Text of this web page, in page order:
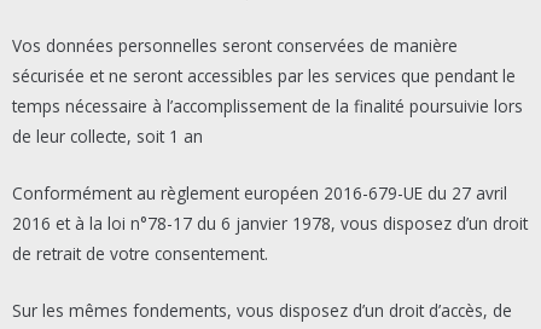
Vos données personnelles seront conservées de manière
sécurisée et ne seront accessibles par les services que pendant le
temps nécessaire à l’accomplissement de la finalité poursuivie lors
de leur collecte, soit 1 an
Conformément au règlement européen 2016-679-UE du 27 avril
2016 et à la loi n°78-17 du 6 janvier 1978, vous disposez d’un droit
de retrait de votre consentement.
Sur les mêmes fondements, vous disposez d’un droit d’accès, de